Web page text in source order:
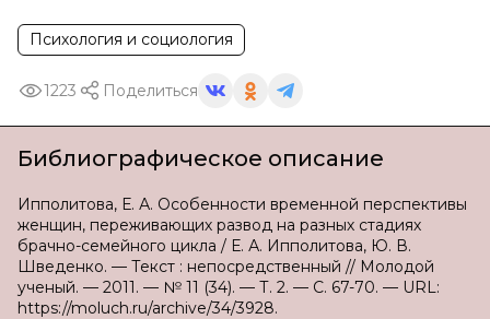
Психология и социология
1223 Поделиться
Библиографическое описание
Ипполитова, Е. А. Особенности временной перспективы
женщин, переживающих развод на разных стадиях
брачно-семейного цикла / Е. А. Ипполитова, Ю. В.
Шведенко. — Текст : непосредственный // Молодой
ученый. — 2011. — № 11 (34). — Т. 2. — С. 67-70. — URL:
https://moluch.ru/archive/34/3928.